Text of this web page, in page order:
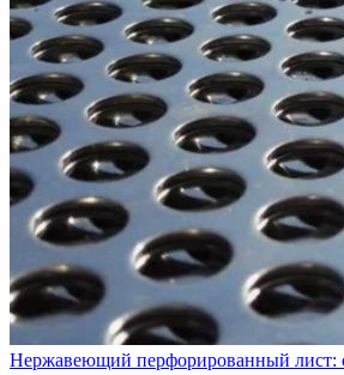
Нержавеющий перфорированный лист: